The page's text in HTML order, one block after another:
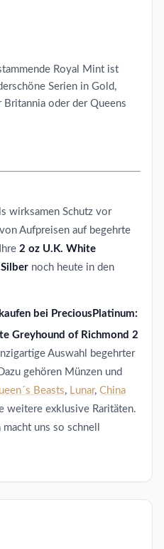
Royal Mint ist
Serien in Gold,
oder der Queens
wirksamen Schutz vor
Aufpreisen auf begehrte
2 oz U.K. White
noch heute in den
bei PreciousPlatinum:
Greyhound of Richmond 2
Auswahl begehrter
gehören Münzen und
Beasts, Lunar, China
weitere exklusive Raritäten.
uns so schnell